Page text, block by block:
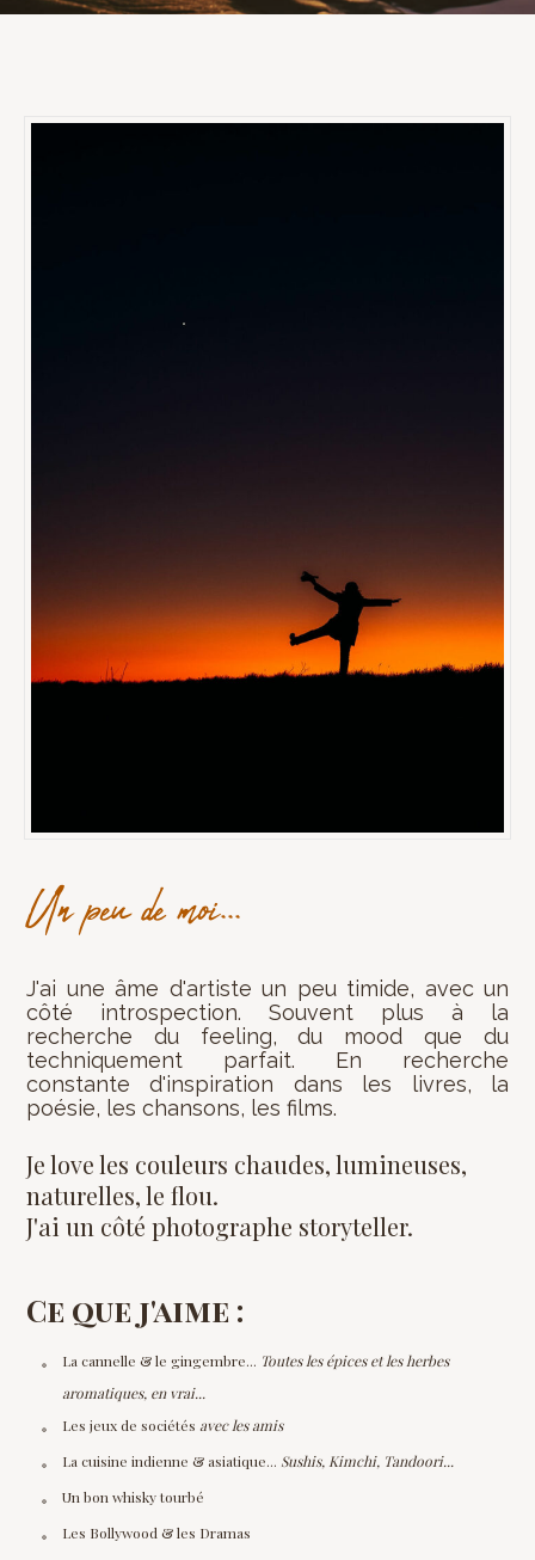
Un peu de moi...
J'ai une âme d'artiste un peu timide, avec un
côté introspection. Souvent plus à la
recherche du feeling, du mood que du
techniquement parfait. En recherche
constante d'inspiration dans les livres, la
poésie, les chansons, les films.
Je love les couleurs chaudes, lumineuses,
naturelles, le flou.
J'ai un côté photographe storyteller.
Ce que j'aime :
La cannelle & le gingembre... Toutes les épices et les herbes
aromatiques, en vrai...
Les jeux de sociétés avec les amis
La cuisine indienne & asiatique... Sushis, Kimchi, Tandoori...
Un bon whisky tourbé
Les Bollywood & les Dramas